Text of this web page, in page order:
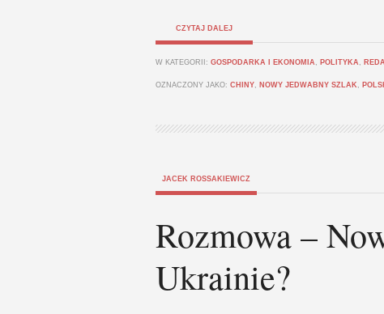
CZYTAJ DALEJ
W KATEGORII: GOSPODARKA I EKONOMIA , POLITYKA ,
OZNACZONY JAKO: CHINY, NOWY JEDWABNY SZLAK ,
JACEK ROSSAKIEWICZ
Rozmowa –
Ukrainie?